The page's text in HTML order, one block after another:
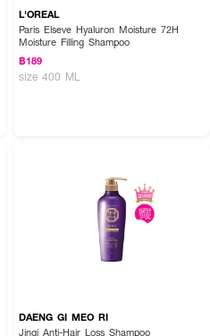
L'OREAL
Paris Elseve Hyaluron Moisture 72H
Moisture Filling Shampoo
฿189
size 400 ML
DAENG GI MEO RI
Jingi Anti-Hair Loss Shampoo